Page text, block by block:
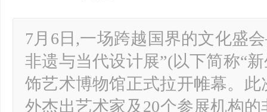
7月6日,一场跨越国界的文化
非遗与当代设计展”(以下简称“
饰艺术博物馆正式拉开帷幕。
外杰出艺术家及20个参展机构